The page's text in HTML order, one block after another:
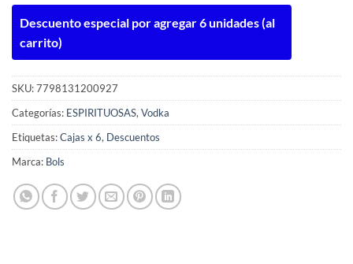
Descuento especial por agregar 6 unidades (al
carrito)
SKU:7798131200927
Categorías: ESPIRITUOSAS,Vodka
Etiquetas:Cajas x 6, Descuentos
Marca: Bols